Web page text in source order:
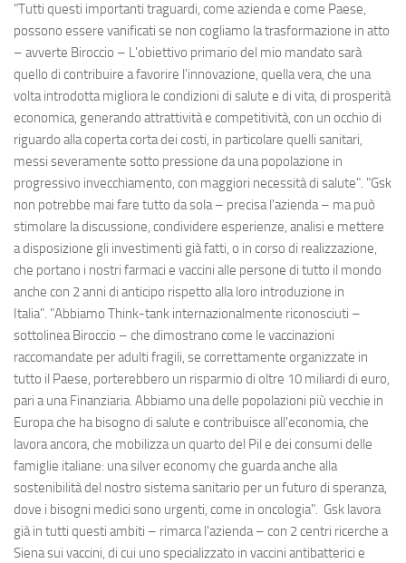
"Tutti questi importanti traguardi, come azienda e come Paese,
possono essere vanificati se non cogliamo la trasformazione in atto
– avverte Biroccio – L'obiettivo primario del mio mandato sarà
quello di contribuire a favorire l'innovazione, quella vera, che una
volta introdotta migliora le condizioni di salute e di vita, di prosperità
economica, generando attrattività e competitività, con un occhio di
riguardo alla coperta corta dei costi, in particolare quelli sanitari,
messi severamente sotto pressione da una popolazione in
progressivo invecchiamento, con maggiori necessità di salute". "Gsk
non potrebbe mai fare tutto da sola – precisa l'azienda – ma può
stimolare la discussione, condividere esperienze, analisi e mettere
a disposizione gli investimenti già fatti, o in corso di realizzazione,
che portano i nostri farmaci e vaccini alle persone di tutto il mondo
anche con 2 anni di anticipo rispetto alla loro introduzione in
Italia". "Abbiamo Think-tank internazionalmente riconosciuti –
sottolinea Biroccio – che dimostrano come le vaccinazioni
raccomandate per adulti fragili, se correttamente organizzate in
tutto il Paese, porterebbero un risparmio di oltre 10 miliardi di euro,
pari a una Finanziaria. Abbiamo una delle popolazioni più vecchie in
Europa che ha bisogno di salute e contribuisce all'economia, che
lavora ancora, che mobilizza un quarto del Pil e dei consumi delle
famiglie italiane: una silver economy che guarda anche alla
sostenibilità del nostro sistema sanitario per un futuro di speranza,
dove i bisogni medici sono urgenti, come in oncologia". Gsk lavora
già in tutti questi ambiti – rimarca l'azienda – con 2 centri ricerche a
Siena sui vaccini, di cui uno specializzato in vaccini antibatterici e